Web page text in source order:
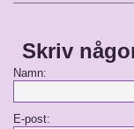
Skriv
Namn:
E-post: